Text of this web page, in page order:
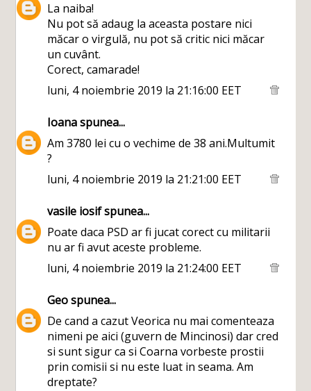
La naiba!
Nu pot să adaug la aceasta postare nici
măcar o virgulă, nu pot să critic nici măcar
un cuvânt.
Corect, camarade!
luni, 4 noiembrie 2019 la 21:16:00 EET
Ioanaspunea...
Am 3780 lei cu o vechime de 38 ani.Multumit
?
luni, 4 noiembrie 2019 la 21:21:00 EET
vasile iosifspunea...
Poate daca PSD ar fi jucat corect cu militarii
nu ar fi avut aceste probleme.
luni, 4 noiembrie 2019 la 21:24:00 EET
Geospunea...
De cand a cazut Veorica nu mai comenteaza
nimeni pe aici (guvern de Mincinosi) dar cred
si sunt sigur ca si Coarna vorbeste prostii
prin comisii si nu este luat in seama. Am
dreptate?